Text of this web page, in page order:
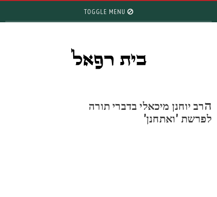
TOGGLE MENU
רב יוחנן מיכאלי בדברי תורה
'ואתחנן'